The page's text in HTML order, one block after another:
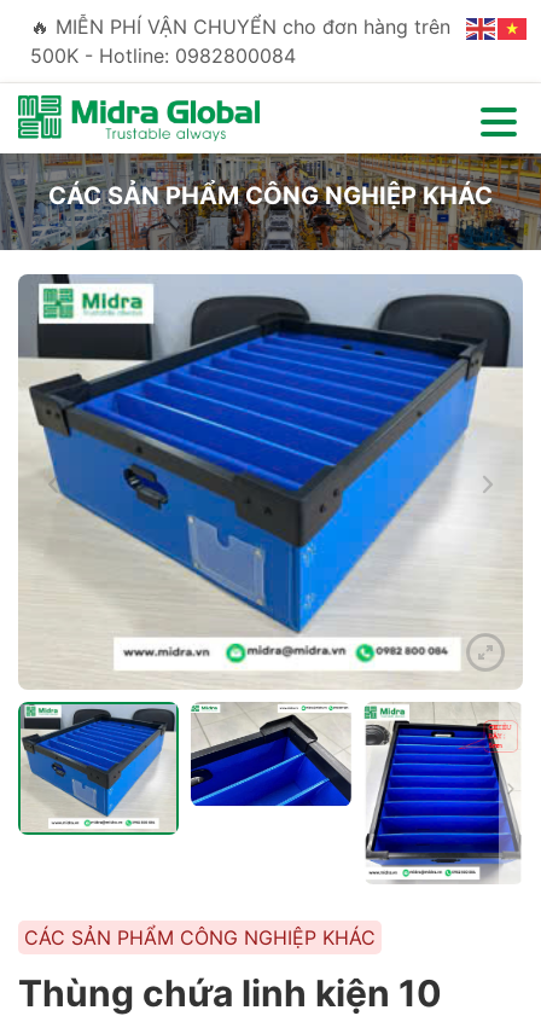
🔥 MIỄN PHÍ VẬN CHUYỂN cho đơn hàng trên
500K - Hotline: 0982800084
CÁC SẢN PHẨM CÔNG NGHIỆP KHÁC
CÁC SẢN PHẨM CÔNG NGHIỆP KHÁC
Thùng chứa linh kiện 10